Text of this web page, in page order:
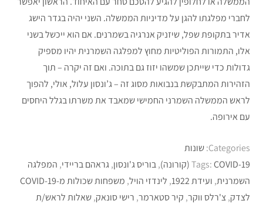
לחברי מפלגתו להגן על מדיניות הממשלה. השני יהיה בגדר הישג
אדיר בתקופת שפל, שיזניק אנרגיה בשמרנים. אם הוא ייכשל בשני
אלו, התמורות הפוליטיות מחוץ למפלגה השמרנית יהיו מספיק
גדולות כדי שייתכן שמשהו יזוז גם בתוכה. ואם זה יקרה – תוך
הזהירות המתבקשת בנבואות מסוג זה – ג’ונסון עלול, אולי, להפוך
לראש הממשלה השמרני החמישי שמאבד את משרתו בגלל היחסים
עם אירופה.
Categories: שונות
Tags:COVID-19 (קורונה) ,בוריס ג'ונסון, גראהם בריידי, המפלגה
השמרנית, ועידת 1922 , לינדזי הויל,
משפחות שכולות מ-COVID-19
לצדק,צ'רלס ווקר, קיר סטארמר, רישי סונאק,שאלות לראש/ת